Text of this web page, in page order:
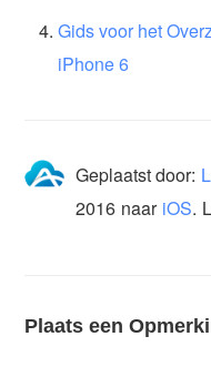
Gids voor het
iPhone 6
Geplaatst door:
2016 naar iOS.
Plaats een